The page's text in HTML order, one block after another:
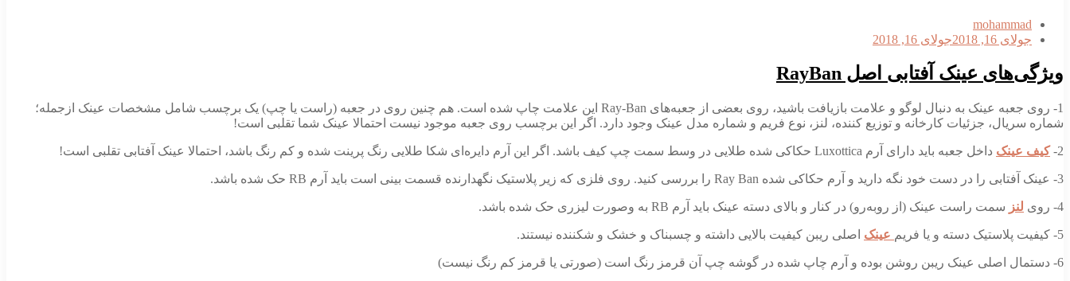
mohammad
جولای 16, 2018
جولای 16, 2018
ویژگی‌های عینک آفتابی اصل RayBan
1- روی جعبه عینک به دنبال لوگو و علامت بازیافت باشید، روی بعضی از جعبه‌های Ray-Ban این علامت چاپ شده است. هم چنین روی در جعبه (راست یا چپ) یک برچسب شامل مشخصات عینک ازجمله؛
شماره سریال، جزئیات کارخانه و توزیع کننده، لنز، نوع فریم و شماره مدل عینک وجود دارد. اگر این برچسب روی جعبه موجود نیست احتمالا عینک شما تقلبی است!
2- کیف عینک داخل جعبه باید دارای آرم Luxottica حکاکی شده طلایی در وسط سمت چپ کیف باشد. اگر این آرم دایره‌ای شکا طلایی رنگ پرینت شده و کم رنگ باشد، احتمالا عینک آفتابی تقلبی است!
3- عینک آفتابی را در دست خود نگه دارید و آرم حکاکی شده Ray Ban را بررسی کنید. روی فلزی که زیر پلاستیک نگهدارنده قسمت بینی است باید آرم RB حک شده باشد.
4- روی لنز سمت راست عینک (از روبه‌رو) در کنار و بالای دسته عینک باید آرم RB به وصورت لیزری حک شده باشد.
5- کیفیت پلاستیک دسته و یا فریم عینک اصلی ریبن کیفیت بالایی داشته و چسبناک و خشک و شکننده نیستند.
6- دستمال اصلی عینک ریبن روشن بوده و آرم چاپ شده در گوشه چپ آن قرمز رنگ است (صورتی یا قرمز کم رنگ نیست)